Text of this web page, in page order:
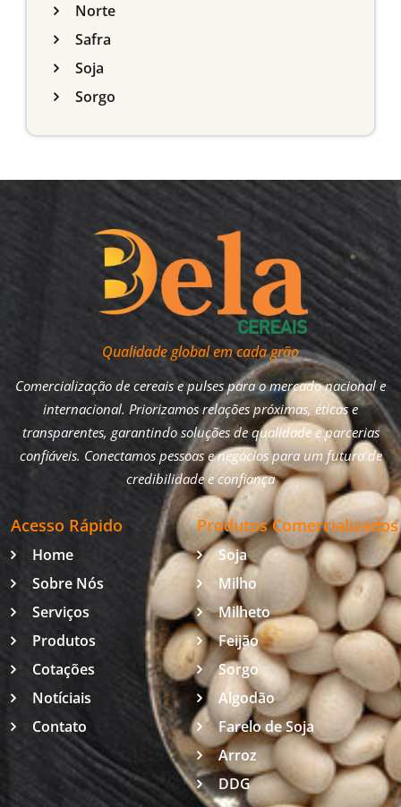
Norte
Safra
Soja
Sorgo
Qualidade global em cada grão
Comercialização de cereais e pulses para o mercado nacional e
internacional. Priorizamos relações próximas, éticas e
transparentes, garantindo soluções de qualidade e parcerias
confiáveis. Conectamos pessoas e negócios para um futuro de
credibilidade e confiança
Acesso Rápido
Home
Sobre Nós
Serviços
Produtos
Cotações
Notíciais
Contato
Produtos Comercializados
Soja
Milho
Milheto
Feijão
Sorgo
Algodão
Farelo de Soja
Arroz
DDG